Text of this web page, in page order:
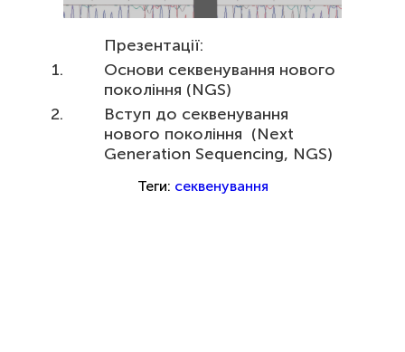
Презентації:
Основи секвенування нового
покоління (NGS)
Вступ до секвенування
нового покоління (Next
Generation Sequencing, NGS)
Теги: секвенування